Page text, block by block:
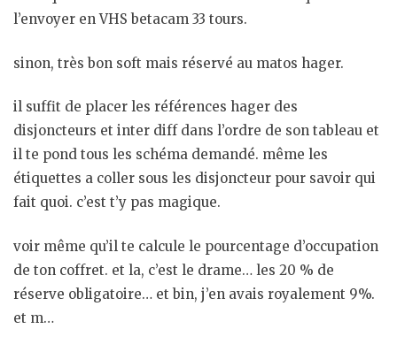
l’envoyer en VHS betacam 33 tours.
sinon, très bon soft mais réservé au matos hager.
il suffit de placer les références hager des
disjoncteurs et inter diff dans l’ordre de son tableau et
il te pond tous les schéma demandé. même les
étiquettes a coller sous les disjoncteur pour savoir qui
fait quoi. c’est t’y pas magique.
voir même qu’il te calcule le pourcentage d’occupation
de ton coffret. et la, c’est le drame… les 20 % de
réserve obligatoire… et bin, j’en avais royalement 9%.
et m…